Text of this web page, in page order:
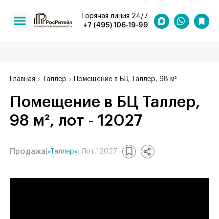
+7 (495) 106-19-99
Горячая линия 24/7
Главная Таллер Помещение в БЦ Таллер, 98 м²
Помещение в БЦ Таллер,
98 м², лот - 12027
Продажа «Таллер» | Лот 12027